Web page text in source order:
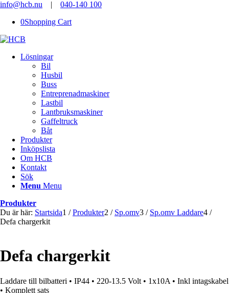
info@hcb.nu | 040-140 100
0Shopping Cart
Lösningar
Bil
Husbil
Buss
Entreprenadmaskiner
Lastbil
Lantbruksmaskiner
Gaffeltruck
Båt
Produkter
Inköpslista
Om HCB
Kontakt
Sök
Menu Menu
Produkter
Du är här: Startsida1 / Produkter2 / Sp.omv3 / Sp.omv Laddare4 /
Defa chargerkit
Defa chargerkit
Laddare till bilbatteri • IP44 • 220-13.5 Volt • 1x10A • Inkl intagskabel
• Komplett sats